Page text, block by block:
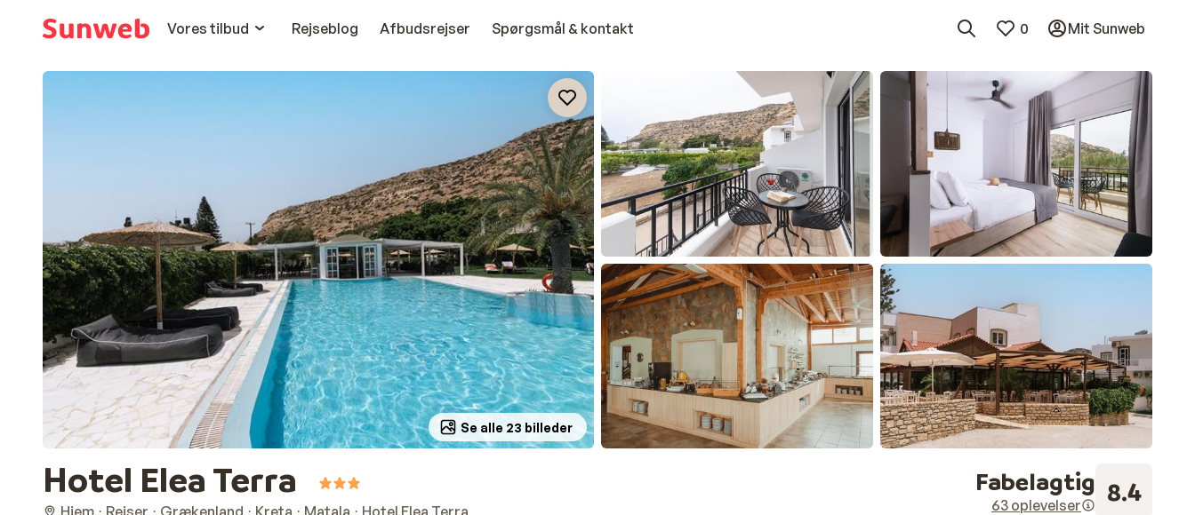
Vores tilbud
Rejseblog Afbudsrejser Spørgsmål & kontakt 0 Mit Sunweb
Se alle 23 billeder
Hotel Elea Terra
Hjem Rejser Grækenland Kreta Matala Hotel Elea Terra
Fabelagtig
63 oplevelser 8.4